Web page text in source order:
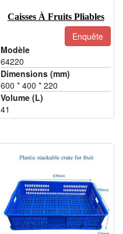
Caisses À Fruits Pliables
Enquête
Modèle
64220
Dimensions (mm)
600 * 400 * 220
Volume (L)
41